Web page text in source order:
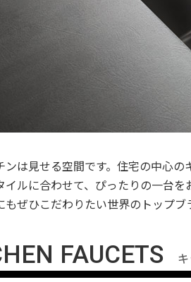
ンは見せる空間です。住宅の中心の
イルに合わせて、ぴったりの一台を
もぜひこだわりたい世界のトップブ
FAUCETS